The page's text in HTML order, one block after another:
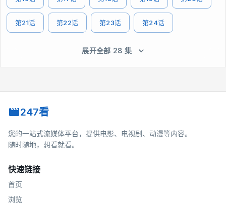
第21话 第22话 第23话 第24话
展开全部 28 集
247看
您的一站式流媒体平台，提供电影、电视剧、动漫等内容。
随时随地，想看就看。
快速链接
首页
浏览